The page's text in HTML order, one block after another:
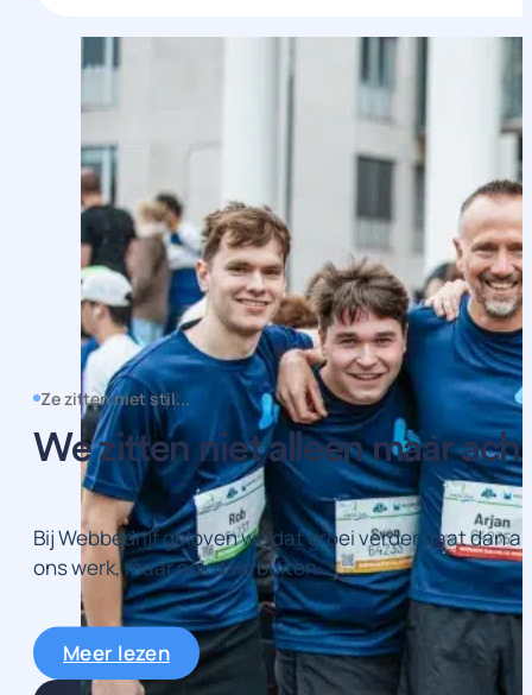
Ze zitten niet stil...
We zitten niet alleen maar
Bij Webbedrijf geloven we dat groei verder gaat dan
ons werk, maar ook daarbuiten.
Meer lezen